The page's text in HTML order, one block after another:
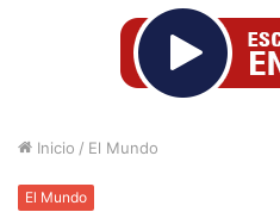
Inicio / El Mundo
El Mundo